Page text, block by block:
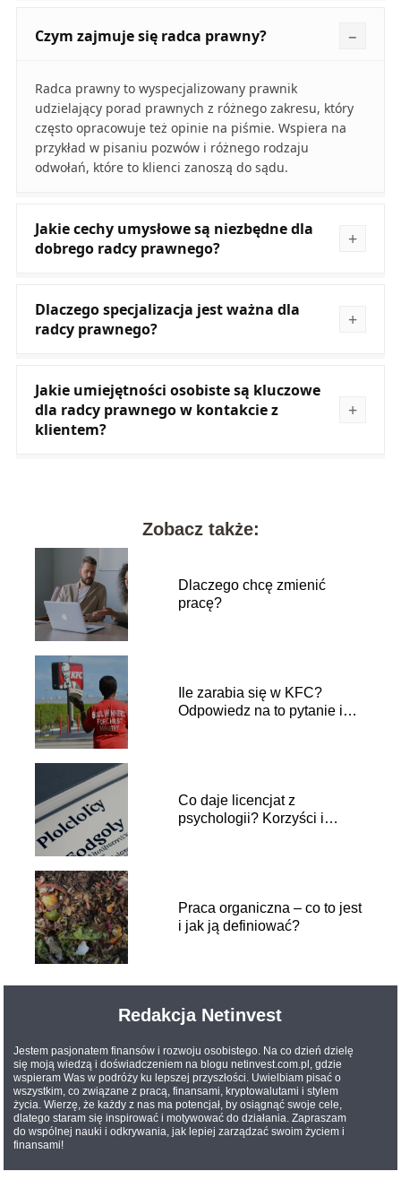
Czym zajmuje się radca prawny?
Radca prawny to wyspecjalizowany prawnik
udzielający porad prawnych z różnego zakresu, który
często opracowuje też opinie na piśmie. Wspiera na
przykład w pisaniu pozwów i różnego rodzaju
odwołań, które to klienci zanoszą do sądu.
Jakie cechy umysłowe są niezbędne dla
dobrego radcy prawnego?
Dlaczego specjalizacja jest ważna dla
radcy prawnego?
Jakie umiejętności osobiste są kluczowe
dla radcy prawnego w kontakcie z
klientem?
Zobacz także:
Dlaczego chcę zmienić
pracę?
Ile zarabia się w KFC?
Odpowiedz na to pytanie i
Co daje licencjat z
psychologii? Korzyści i
Praca organiczna – co to jest
i jak ją definiować?
Redakcja Netinvest
Jestem pasjonatem finansów i rozwoju osobistego. Na co dzień dzielę
się moją wiedzą i doświadczeniem na blogu netinvest.com.pl, gdzie
wspieram Was w podróży ku lepszej przyszłości. Uwielbiam pisać o
wszystkim, co związane z pracą, finansami, kryptowalutami i stylem
życia. Wierzę, że każdy z nas ma potencjał, by osiągnąć swoje cele,
dlatego staram się inspirować i motywować do działania. Zapraszam
do wspólnej nauki i odkrywania, jak lepiej zarządzać swoim życiem i
finansami!